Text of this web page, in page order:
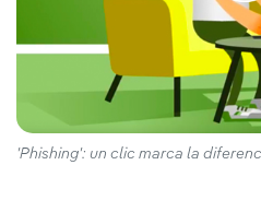
'Phishing': un clic marca la